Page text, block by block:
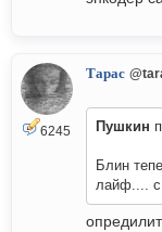
6245
Тарас
Пушкин
Блин
лайф.... с